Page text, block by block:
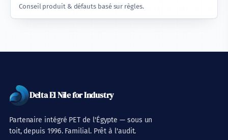
Conseil produit & défauts basé sur règles.
Delta El Nile for Industry
Partenaire intégré PET de l'Égypte — sous un
toit, depuis 1996. Familial. Prêt à l'audit.